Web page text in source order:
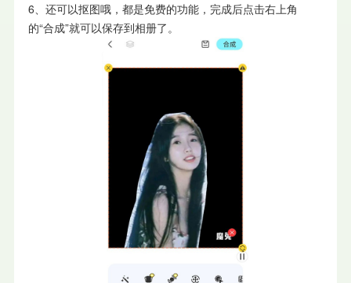
6、还可以抠图哦，都是免费的功能，完成后点击右上角
的“合成”就可以保存到相册了。